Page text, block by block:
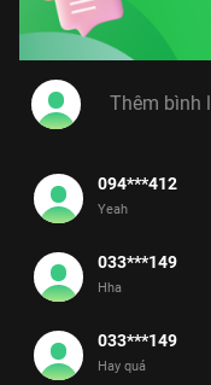
094***412
Yeah
033***149
Hha
033***149
Hay quá